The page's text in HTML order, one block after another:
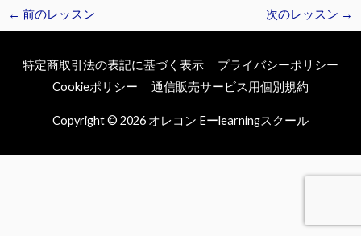
← 前のレッスン 次のレッスン →
特定商取引法の表記に基づく表示
プライバシーポリシー
Cookieポリシー
通信販売サービス用個別規約
Copyright © 2026 オレコン Eーlearningスクール